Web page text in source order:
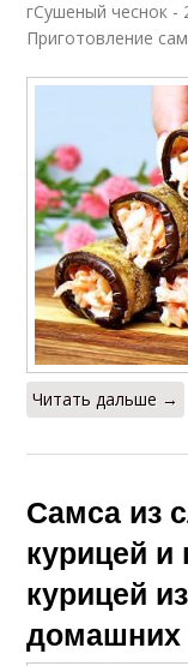
гСушеный чеснок -
Приготовление
Читать дальше →
Самса из
курицей
курицей
домашних